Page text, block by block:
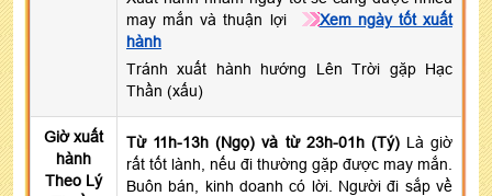
may mắn và thuận lợi
Xem ngày tốt xuất
hành
Tránh xuất hành hướng Lên Trời gặp Hạc
Thần (xấu)
Giờ xuất
hành
Theo Lý
Từ 11h-13h (Ngọ) và từ 23h-01h (Tý) Là giờ
rất tốt lành, nếu đi thường gặp được may mắn.
Buôn bán, kinh doanh có lời. Người đi sắp về